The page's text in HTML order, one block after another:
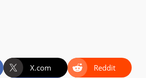
X.com
Reddit